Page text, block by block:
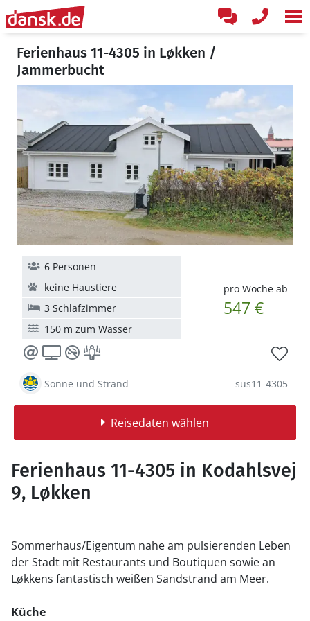
Ferienhaus 11-4305 in Løkken /
Jammerbucht
pro Woche ab
547 €
6 Personen
keine Haustiere
3 Schlafzimmer
150 m zum Wasser
Sonne und Strand sus11-4305
Reisedaten wählen
Ferienhaus 11-4305 in Kodahlsvej
9, Løkken
Sommerhaus/Eigentum nahe am pulsierenden Leben
der Stadt mit Restaurants und Boutiquen sowie an
Løkkens fantastisch weißen Sandstrand am Meer.
Küche